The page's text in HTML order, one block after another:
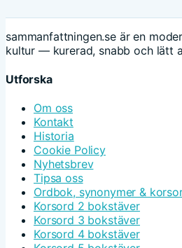
sammanfattningen.se är en
kultur — kurerad, snabb och lätt
Utforska
Om oss
Kontakt
Historia
Cookie Policy
Nyhetsbrev
Tipsa oss
Ordbok, synonymer &
Korsord 2 bokstäver
Korsord 3 bokstäver
Korsord 4 bokstäver